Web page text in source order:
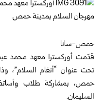
حمص-سانا
قدّمت أوركسترا معهد محمد
تحت عنوان “أنغام السلام”،
حمص، بمشاركة طلاب
السليمان.